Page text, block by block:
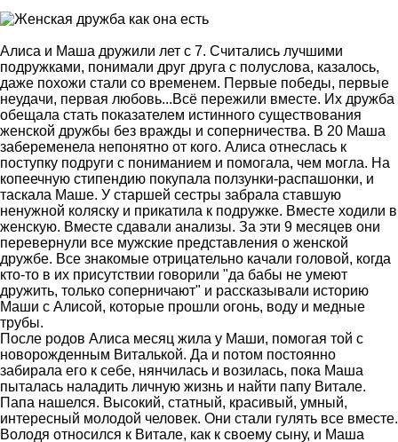
Алиса и Маша дружили лет с 7. Считались лучшими
подружками, понимали друг друга с полуслова, казалось,
даже похожи стали со временем. Первые победы, первые
неудачи, первая любовь...Всё пережили вместе. Их дружба
обещала стать показателем истинного существования
женской дружбы без вражды и соперничества. В 20 Маша
забеременела непонятно от кого. Алиса отнеслась к
поступку подруги с пониманием и помогала, чем могла. На
копеечную стипендию покупала ползунки-распашонки, и
таскала Маше. У старшей сестры забрала ставшую
ненужной коляску и прикатила к подружке. Вместе ходили в
женскую. Вместе сдавали анализы. За эти 9 месяцев они
перевернули все мужские представления о женской
дружбе. Все знакомые отрицательно качали головой, когда
кто-то в их присутствии говорили "да бабы не умеют
дружить, только соперничают" и рассказывали историю
Маши с Алисой, которые прошли огонь, воду и медные
трубы.
После родов Алиса месяц жила у Маши, помогая той с
новорожденным Виталькой. Да и потом постоянно
забирала его к себе, нянчилась и возилась, пока Маша
пыталась наладить личную жизнь и найти папу Витале.
Папа нашелся. Высокий, статный, красивый, умный,
интересный молодой человек. Они стали гулять все вместе.
Володя относился к Витале, как к своему сыну, и Маша